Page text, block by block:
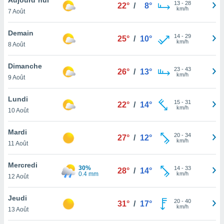
et
»,
au
vous
qu'ils
ou
le
ainsi
un
la
du
7 Août
22° / 8° 13- 28
km/h
Demain
8 Août
25° / 10° 14- 29
km/h
Dimanche
9 Août
26° / 13° 23- 43
km/h
Lundi
10 Août
22° / 14° 15- 31
km/h
Mardi
11 Août
27° / 12° 20- 34
km/h
Mercredi
12 Août
30%
0.4 mm
28° / 14° 14- 33
km/h
Jeudi
13 Août
31° / 17° 20- 40
km/h